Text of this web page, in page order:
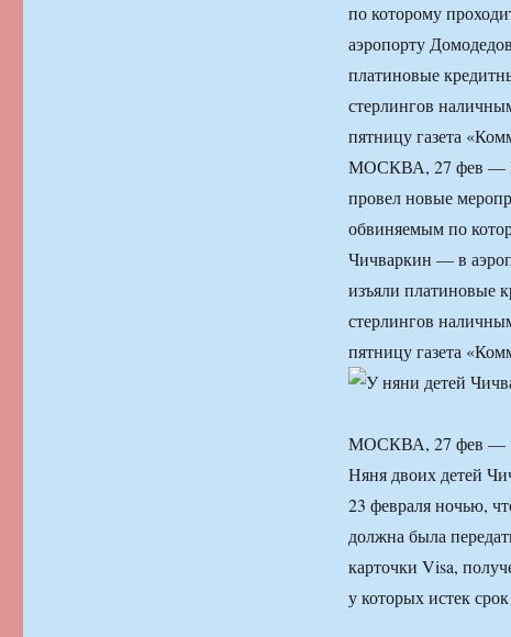
по которому
аэропорту
платиновые
стерлингов
пятницу газета
МОСКВА, 27 фев —
провел новые
обвиняемым по
Чичваркин — в
изъяли платиновые
стерлингов
пятницу газета
МОСКВА, 27 фев —
Няня двоих детей
23 февраля ночью,
должна была
карточки Visa,
у которых истек